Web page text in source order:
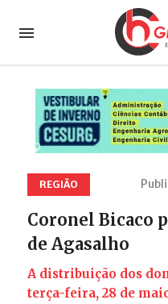
REGIÃO
Coronel Bicaco
de Agasalho
A distribuição dos
terça-feira, 28 de